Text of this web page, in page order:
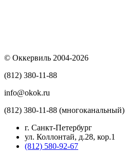
© Оккервиль 2004-2026
(812) 380-11-88
info@okok.ru
(812) 380-11-88 (многоканальный)
г. Санкт-Петербург
ул. Коллонтай, д.28, кор.1
(812) 580-92-67